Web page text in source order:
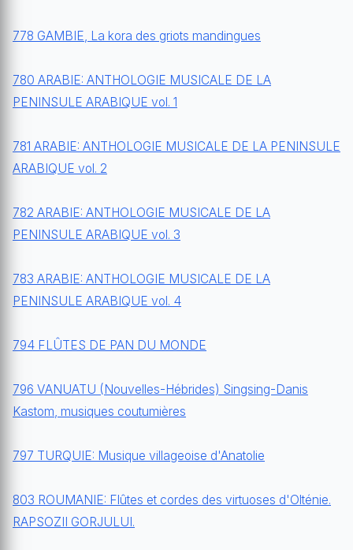
778 GAMBIE, La kora des griots mandingues
780 ARABIE: ANTHOLOGIE MUSICALE DE LA
PENINSULE ARABIQUE vol. 1
781 ARABIE: ANTHOLOGIE MUSICALE DE LA PENINSULE
ARABIQUE vol. 2
782 ARABIE: ANTHOLOGIE MUSICALE DE LA
PENINSULE ARABIQUE vol. 3
783 ARABIE: ANTHOLOGIE MUSICALE DE LA
PENINSULE ARABIQUE vol. 4
794 FLÛTES DE PAN DU MONDE
796 VANUATU (Nouvelles-Hébrides) Singsing-Danis
Kastom, musiques coutumières
797 TURQUIE: Musique villageoise d'Anatolie
803 ROUMANIE: Flûtes et cordes des virtuoses d'Olténie.
RAPSOZII GORJULUI.